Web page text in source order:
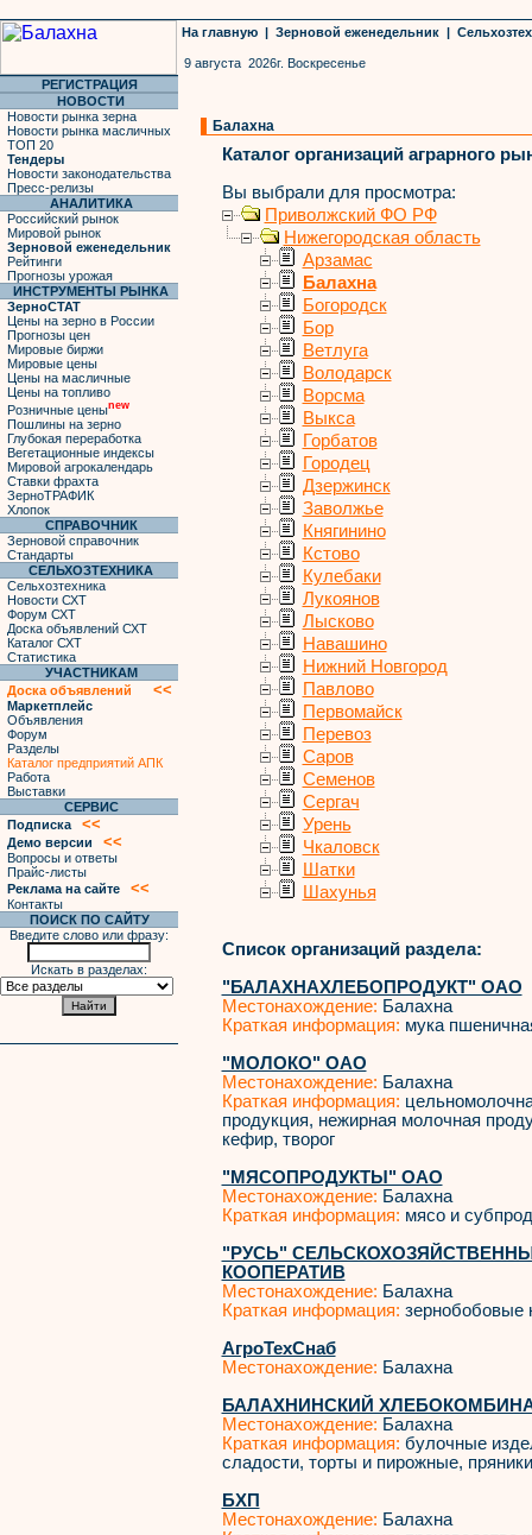
На главную | Зерновой еженедельник |
9 августа 2026г. Воскресенье
РЕГИСТРАЦИЯ
НОВОСТИ
Новости рынка зерна
Новости рынка масличных
ТОП 20
Тендеры
Новости законодательства
Пресс-релизы
АНАЛИТИКА
Российский рынок
Мировой рынок
Зерновой еженедельник
Рейтинги
Прогнозы урожая
ИНСТРУМЕНТЫ РЫНКА
ЗерноСТАТ
Цены на зерно в России
Прогнозы цен
Мировые биржи
Мировые цены
Цены на масличные
Цены на топливо
Розничные ценыnew
Пошлины на зерно
Глубокая переработка
Вегетационные индексы
Мировой агрокалендарь
Ставки фрахта
ЗерноТРАФИК
Хлопок
СПРАВОЧНИК
Зерновой справочник
Стандарты
СЕЛЬХОЗТЕХНИКА
Сельхозтехника
Новости СХТ
Форум СХТ
Доска объявлений СХТ
Каталог СХТ
Статистика
УЧАСТНИКАМ
Доска объявлений
<<
Маркетплейс
Объявления
Форум
Разделы
Каталог предприятий АПК
Работа
Выставки
СЕРВИС
Подписка
<<
Демо версии <<
Вопросы и ответы
Прайс-листы
Реклама на сайте
<<
Контакты
ПОИСК ПО САЙТУ
Введите слово или фразу:
Искать в разделах:
Балахна
Каталог организаций аграрного
Вы выбрали для просмотра:
Приволжский ФО РФ
Нижегородская область
Арзамас
Балахна
Богородск
Бор
Ветлуга
Володарск
Ворсма
Выкса
Горбатов
Городец
Дзержинск
Заволжье
Княгинино
Кстово
Кулебаки
Лукоянов
Лысково
Навашино
Нижний Новгород
Павлово
Первомайск
Перевоз
Саров
Семенов
Сергач
Урень
Чкаловск
Шатки
Шахунья
Список организаций раздела:
"БАЛАХНАХЛЕБОПРОДУКТ" ОАО
Местонахождение: Балахна
Краткая информация: мука
"МОЛОКО" ОАО
Местонахождение: Балахна
Краткая информация:
продукция, нежирная молочная
кефир, творог
"МЯСОПРОДУКТЫ" ОАО
Местонахождение: Балахна
Краткая информация: мясо и
"РУСЬ"
КООПЕРАТИВ
Местонахождение: Балахна
Краткая информация: зернобобовые
АгроТехСнаб
Местонахождение: Балахна
БАЛАХНИНСКИЙ
Местонахождение: Балахна
Краткая информация: булочные
сладости, торты и пирожные,
БХП
Местонахождение: Балахна